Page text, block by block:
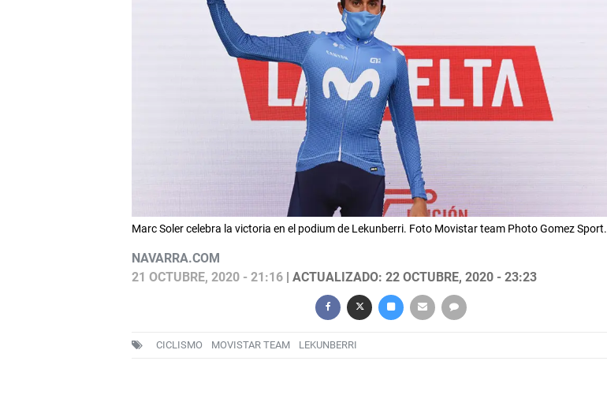
Marc Soler celebra la victoria en el podium de Lekunberri. Foto Movistar team Photo Gomez Sport.
NAVARRA.COM
21 OCTUBRE, 2020 - 21:16| ACTUALIZADO: 22 OCTUBRE, 2020 - 23:23
CICLISMO MOVISTAR TEAM LEKUNBERRI